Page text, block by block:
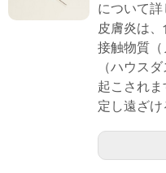
について
皮膚炎は、
接触物質
（ハウス
起こされ
定し遠ざけ